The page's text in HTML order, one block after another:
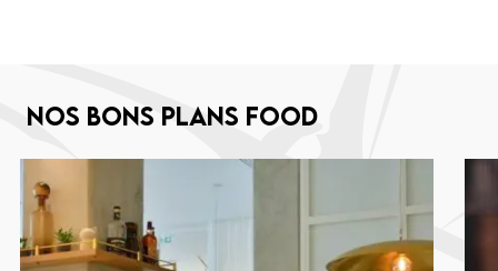
Nos bons plans food